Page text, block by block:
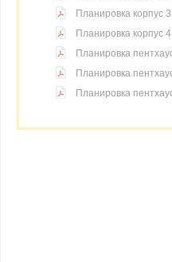
Планировка корпус 3
Планировка корпус 4
Планировка
Планировка
Планировка